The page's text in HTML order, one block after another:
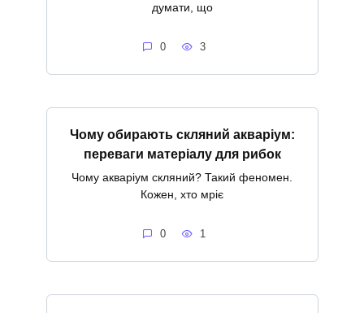
думати, що
0 3
Чому обирають скляний акваріум:
переваги матеріалу для рибок
Чому акваріум скляний? Такий феномен.
Кожен, хто мріє
0 1